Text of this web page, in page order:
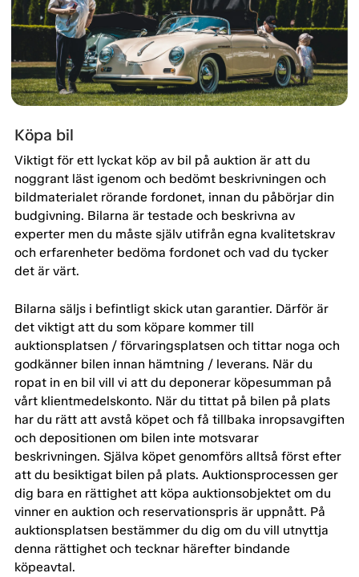
Köpa bil
Viktigt för ett lyckat köp av bil på auktion är att du
noggrant läst igenom och bedömt beskrivningen och
bildmaterialet rörande fordonet, innan du påbörjar din
budgivning. Bilarna är testade och beskrivna av
experter men du måste själv utifrån egna kvalitetskrav
och erfarenheter bedöma fordonet och vad du tycker
det är värt.
Bilarna säljs i befintligt skick utan garantier. Därför är
det viktigt att du som köpare kommer till
auktionsplatsen / förvaringsplatsen och tittar noga och
godkänner bilen innan hämtning / leverans. När du
ropat in en bil vill vi att du deponerar köpesumman på
vårt klientmedelskonto. När du tittat på bilen på plats
har du rätt att avstå köpet och få tillbaka inropsavgiften
och depositionen om bilen inte motsvarar
beskrivningen. Själva köpet genomförs alltså först efter
att du besiktigat bilen på plats. Auktionsprocessen ger
dig bara en rättighet att köpa auktionsobjektet om du
vinner en auktion och reservationspris är uppnått. På
auktionsplatsen bestämmer du dig om du vill utnyttja
denna rättighet och tecknar härefter bindande
köpeavtal.